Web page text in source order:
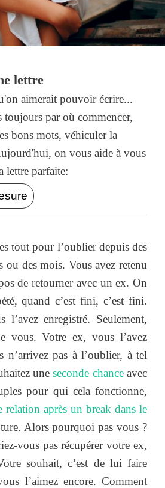
lettre
aimerait pouvoir écrire...
toujours par où commencer,
bons mots, véhiculer la
on vous aide à vous
lettre parfaite:
tout pour l’oublier depuis des
ou des mois. Vous avez retenu
de retourner avec un ex. On
quand c’est fini, c’est fini.
enregistré. Seulement,
vous. Votre ex, vous l’avez
n’arrivez pas à l’oublier, à tel
uneseconde chanceavec
pour qui cela fonctionne,
relation après un break dans le
Alors pourquoi pas vous ?
vous pas récupérer votre ex,
souhait, c’est de lui faire
l’aimez encore. Comment